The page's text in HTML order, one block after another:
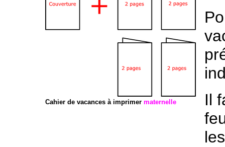
Cahier de vacances à imprimer maternelle
Il